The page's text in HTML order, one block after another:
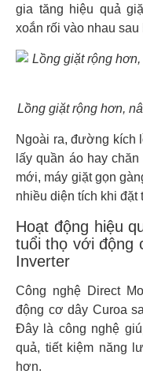
gia tăng hiệu quả
xoắn rối vào nhau sau
Lồng giặt rộng hơn,
Ngoài ra, đường kích
lấy quần áo hay
mới, máy giặt gọn
nhiều diện tích khi đặt
Hoạt động hiệu
tuổi thọ với động
Inverter
Công nghệ Direct
động cơ dây Curoa
Đây là công nghệ
quả, tiết kiệm năng
hơn.